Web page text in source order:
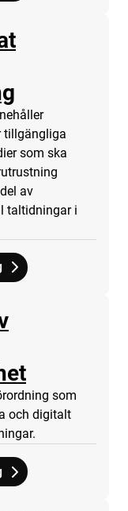
tillgängliga
som ska
av
taltidningar i
har fattat beslut
Inlägg
som
och digitalt
översyn av MTM:s